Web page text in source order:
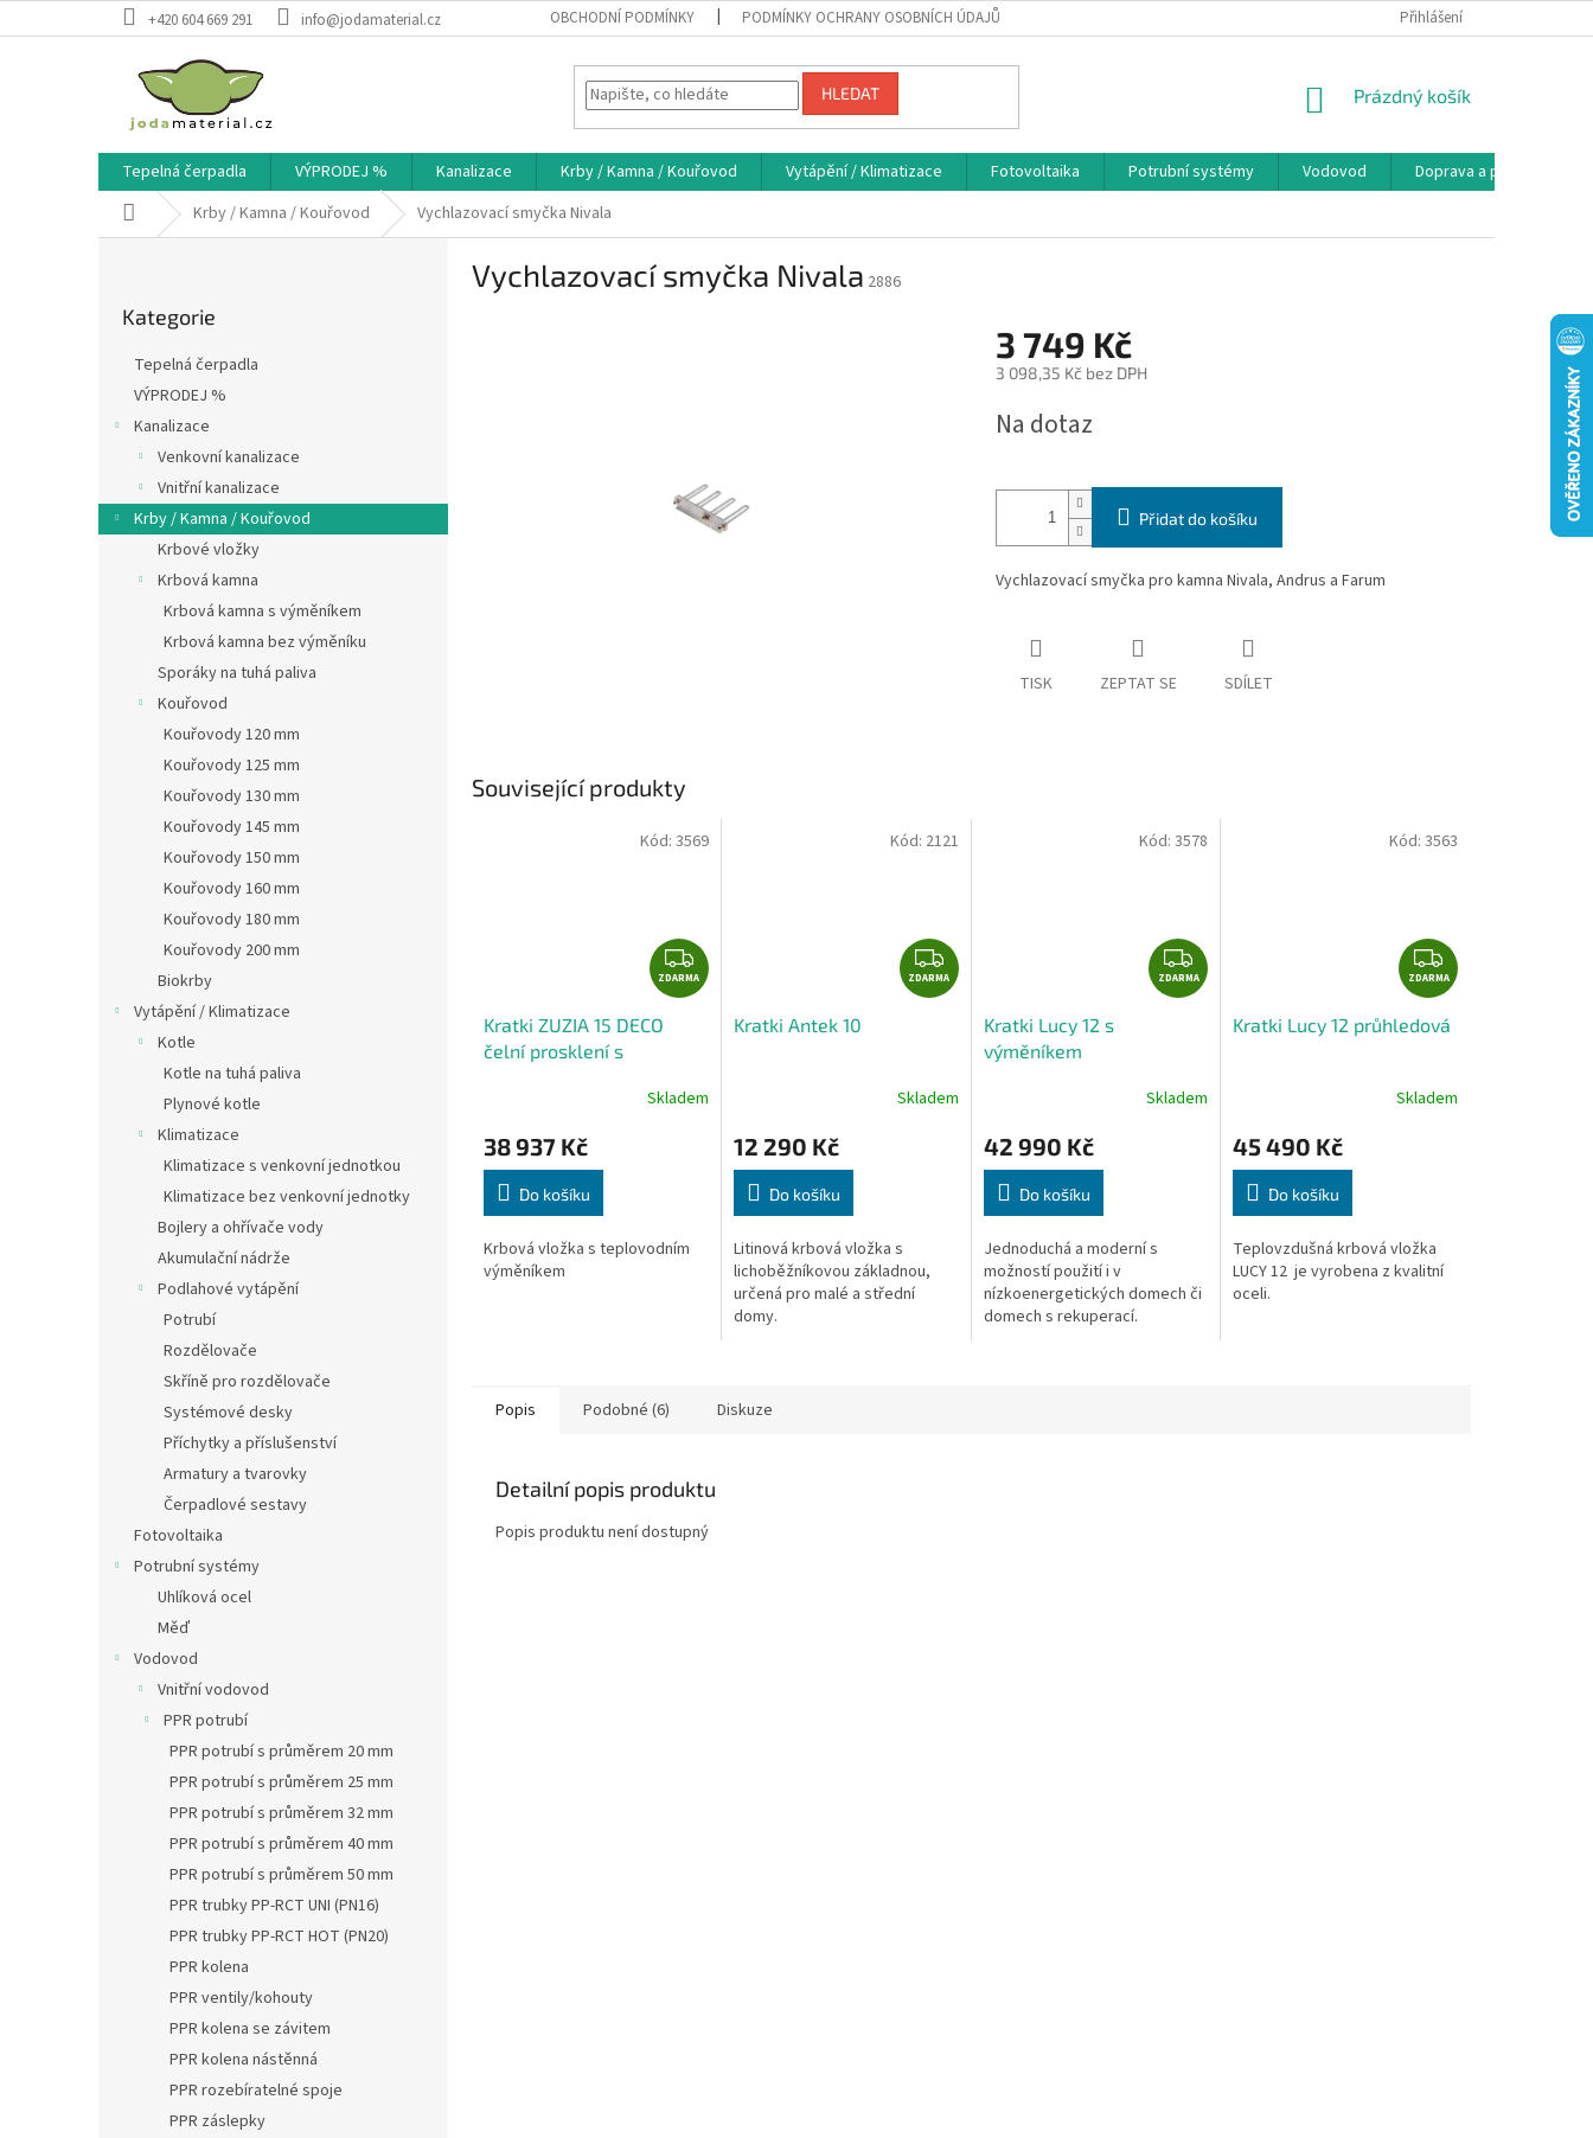
na
+420 604 669 291 info@jodamaterial.cz OBCHODNÍ PODMÍNKY PODMÍNKY OCHRANY OSOBNÍCH ÚDAJŮ Přihlášení
HLEDAT
NÁKUPNÍ
Prázdný košík
Tepelná čerpadla VÝPRODEJ % Kanalizace Krby / Kamna / Kouřovod Vytápění / Klimatizace Fotovoltaika Potrubní systémy Vodovod Doprava a platba
Domů Krby / Kamna / Kouřovod Vychlazovací smyčka Nivala
a
n
kategorie
Kategorie
Tepelná čerpadla
VÝPRODEJ %
Kanalizace
Venkovní kanalizace
Vnitřní kanalizace
Krby / Kamna / Kouřovod
Krbové vložky
Krbová kamna
Krbová kamna s výměníkem
Krbová kamna bez výměníku
Sporáky na tuhá paliva
Kouřovod
Kouřovody 120 mm
Kouřovody 125 mm
Kouřovody 130 mm
Kouřovody 145 mm
Kouřovody 150 mm
Kouřovody 160 mm
Kouřovody 180 mm
Kouřovody 200 mm
Biokrby
Vytápění / Klimatizace
Kotle
Kotle na tuhá paliva
Plynové kotle
Klimatizace
Klimatizace s venkovní jednotkou
Klimatizace bez venkovní jednotky
Bojlery a ohřívače vody
Akumulační nádrže
Podlahové vytápění
Potrubí
Rozdělovače
Skříně pro rozdělovače
Systémové desky
Příchytky a příslušenství
Armatury a tvarovky
Čerpadlové sestavy
Fotovoltaika
Potrubní systémy
Uhlíková ocel
Měď
Vodovod
Vnitřní vodovod
PPR potrubí
PPR potrubí s průměrem 20 mm
PPR potrubí s průměrem 25 mm
PPR potrubí s průměrem 32 mm
PPR potrubí s průměrem 40 mm
PPR potrubí s průměrem 50 mm
PPR trubky PP-RCT UNI (PN16)
PPR trubky PP-RCT HOT (PN20)
PPR kolena
PPR ventily/kohouty
PPR kolena se závitem
PPR kolena nástěnná
PPR rozebíratelné spoje
PPR záslepky
Vychlazovací smyčka Nivala 2886
3 749 Kč
3 098,35 Kč bez DPH
cena:
Na dotaz
Přidat do košíku
Vychlazovací smyčka pro kamna Nivala, Andrus a Farum
TISK ZEPTAT SE SDÍLET
Související produkty
Z
D
A
ZDARMA
Kratki ZUZIA 15 DECO
čelní prosklení s
Skladem
38 937 Kč
Do košíku
Krbová vložka s teplovodním
výměníkem
Kód: 3569
Z
D
A
ZDARMA
Kratki Antek 10
Skladem
12 290 Kč
Do košíku
Litinová krbová vložka s
lichoběžníkovou základnou,
určená pro malé a střední
domy.
Kód: 2121
Z
D
A
ZDARMA
Kratki Lucy 12 s
výměníkem
Skladem
42 990 Kč
Do košíku
Jednoduchá a moderní s
možností použití i v
nízkoenergetických domech či
domech s rekuperací.
Kód:3578
Z
D
A
R
A
ZDARMA
Kratki Lucy 12 průhledová
Skladem
45 490 Kč
Do košíku
Teplovzdušná krbová vložka
LUCY 12 je vyrobena z kvalitní
oceli.
Kód: 3563
Popis Podobné (6) Diskuze
Detailní popis produktu
Popis produktu není dostupný